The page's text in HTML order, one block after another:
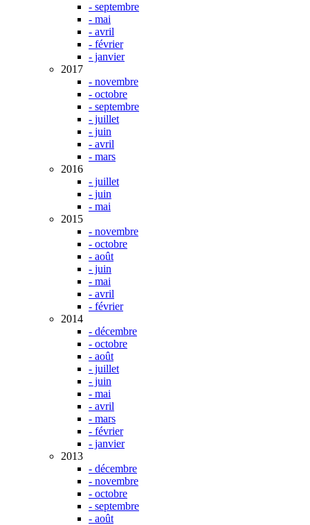
- septembre
- mai
- avril
- février
- janvier
2017
- novembre
- octobre
- septembre
- juillet
- juin
- avril
- mars
2016
- juillet
- juin
- mai
2015
- novembre
- octobre
- août
- juin
- mai
- avril
- février
2014
- décembre
- octobre
- août
- juillet
- juin
- mai
- avril
- mars
- février
- janvier
2013
- décembre
- novembre
- octobre
- septembre
- août